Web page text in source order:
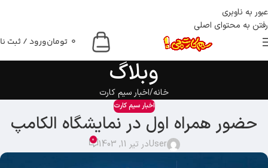
عبور به ناوبری
رفتن به محتوای اصلی
تومان 0 ورود / ثبت
وبلاگ
خانه اخبار سیم کارت
اخبار سیم کارت
حضور همراه اول در نمایشگاه الکامپ
Userدر تیر 11, 1403 0